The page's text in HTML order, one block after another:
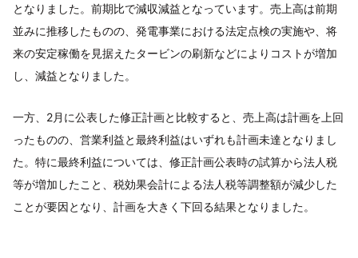
となりました。前期比で減収減益となっています。売上高は前期
並みに推移したものの、発電事業における法定点検の実施や、将
来の安定稼働を見据えたタービンの刷新などによりコストが増加
し、減益となりました。
一方、2月に公表した修正計画と比較すると、売上高は計画を上回
ったものの、営業利益と最終利益はいずれも計画未達となりまし
た。特に最終利益については、修正計画公表時の試算から法人税
等が増加したこと、税効果会計による法人税等調整額が減少した
ことが要因となり、計画を大きく下回る結果となりました。